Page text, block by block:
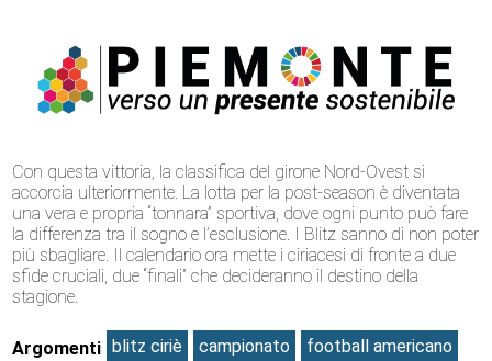
Con questa vittoria, la classifica del girone Nord-Ovest si
accorcia ulteriormente. La lotta per la post-season è diventata
una vera e propria “tonnara” sportiva, dove ogni punto può fare
la differenza tra il sogno e l’esclusione. I Blitz sanno di non poter
più sbagliare. Il calendario ora mette i ciriacesi di fronte a due
sfide cruciali, due “finali” che decideranno il destino della
stagione.
Argomenti blitz ciriè campionato
football americano